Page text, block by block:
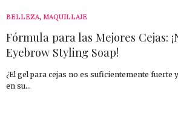
BELLEZA, MAQUILLAJE
Fórmula para las Mejores Cejas:
Eyebrow Styling Soap!
¿El gel para cejas no es suficientemente fuerte
en su…